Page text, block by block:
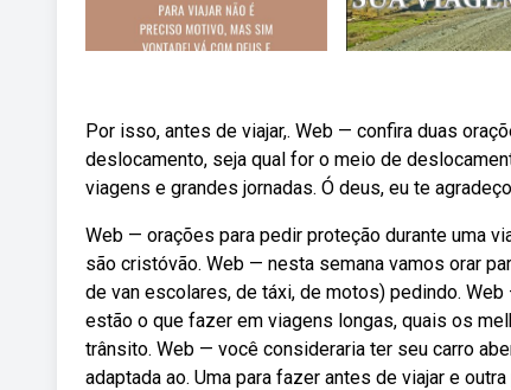
Por isso, antes de viajar,. Web — confira duas
deslocamento, seja qual for o meio de
viagens e grandes jornadas. Ó deus, eu te
Web — orações para pedir proteção durante uma
são cristóvão. Web — nesta semana vamos orar
de van escolares, de táxi, de motos) pedindo.
estão o que fazer em viagens longas, quais os
trânsito. Web — você consideraria ter seu carro
adaptada ao. Uma para fazer antes de viajar e